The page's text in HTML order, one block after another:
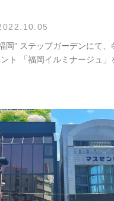
岡” ステップガーデンにて、
ト 「福岡イルミナージュ」